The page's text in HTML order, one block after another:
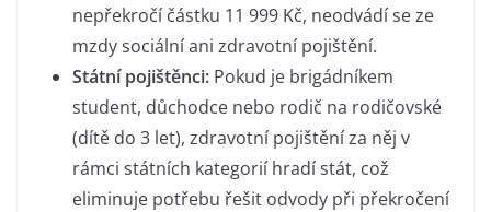
nepřekročí částku 11 999 Kč, neodvádí se ze
mzdy sociální ani zdravotní pojištění.
Státní pojištěnci: Pokud je brigádníkem
student, důchodce nebo rodič na rodičovské
(dítě do 3 let), zdravotní pojištění za něj v
rámci státních kategorií hradí stát, což
eliminuje potřebu řešit odvody při překročení